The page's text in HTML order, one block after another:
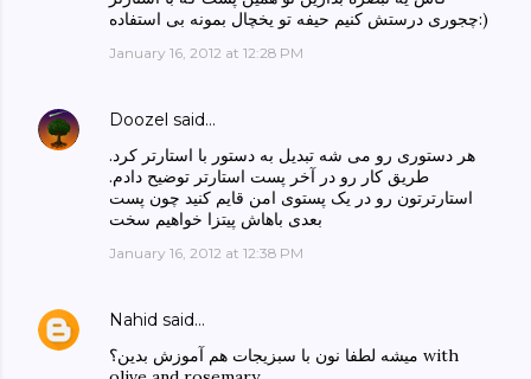
چجوری درستش کنیم حیفه تو یخچال بمونه بی استفاده:)
January 16, 2012 at 12:28 PM
Doozel said…
هر دستوری رو می شه تبدیل به دستور با استارتر کرد.
طریق کار رو در آخر پست استارتر توضیح دادم.
استارترتون رو در یک پستوی امن قایم کنید چون پست
بعدی باهاش پیتزا خواهیم سخت
January 16, 2012 at 12:38 PM
Nahid said…
میشه لطفا نون با سبزیجات هم آموزش بدین؟ with